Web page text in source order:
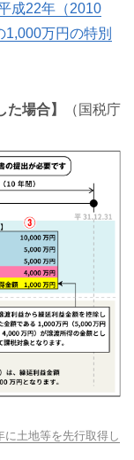
成22年（2010
万円の特別
場合】
（国税庁
土地等を先行取得し